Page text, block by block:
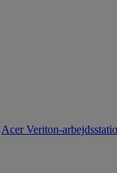
Acer Veriton-